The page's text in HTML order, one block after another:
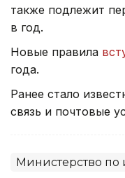
также подлежит
в год.
Новые правила
года.
Ранее стало
связь и почтовые
Министерство по